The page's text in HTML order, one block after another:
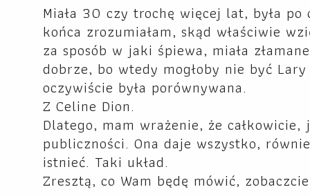
Miała 30 czy trochę więcej lat, była
końca zrozumiałam, skąd właściwie
za sposób w jaki śpiewa, miała
dobrze, bo wtedy mogłoby nie być
oczywiście była porównywana.
Z Celine Dion.
Dlatego, mam wrażenie, że
publiczności. Ona daje wszystko,
istnieć. Taki układ.
Zresztą, co Wam będę mówić,